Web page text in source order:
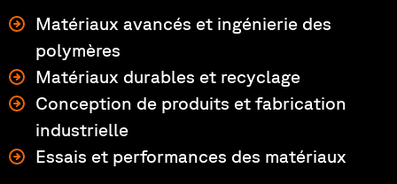
Matériaux avancés et ingénierie des
polymères
Matériaux durables et recyclage
Conception de produits et fabrication
industrielle
Essais et performances des matériaux